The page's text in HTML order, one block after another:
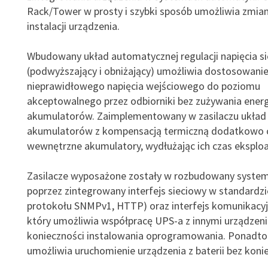
Rack/Tower w prosty i szybki sposób umożliwia
instalacji urządzenia.
Wbudowany układ automatycznej regulacji napięcia
(podwyższający i obniżający) umożliwia dostosowanie
nieprawidłowego napięcia wejściowego do poziomu
akceptowalnego przez odbiorniki bez zużywania
akumulatorów. Zaimplementowany w zasilaczu układ
akumulatorów z kompensacją termiczną dodatkowo
wewnętrzne akumulatory, wydłużając ich czas
Zasilacze wyposażone zostały w rozbudowany
poprzez zintegrowany interfejs sieciowy w
protokołu SNMPv1, HTTP) oraz interfejs
który umożliwia współpracę UPS-a z innymi
konieczności instalowania oprogramowania.
umożliwia uruchomienie urządzenia z baterii bez